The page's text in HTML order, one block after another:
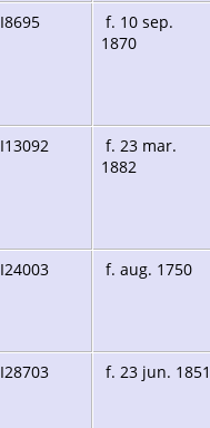
I8695
f. 10 sep.
1870
I13092
f. 23 mar.
1882
I24003 f. aug. 1750
I28703 f. 23 jun. 1851